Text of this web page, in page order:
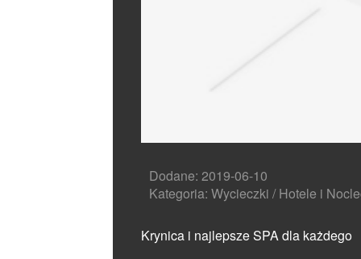
Dodane: 2019-06-10
Kategoria: Wycieczki / Hotele i
Krynica i najlepsze SPA dla każdego